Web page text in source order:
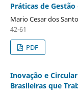
Práticas de
Mario Cesar dos
42-61
PDF
Inovação e
Brasileiras que